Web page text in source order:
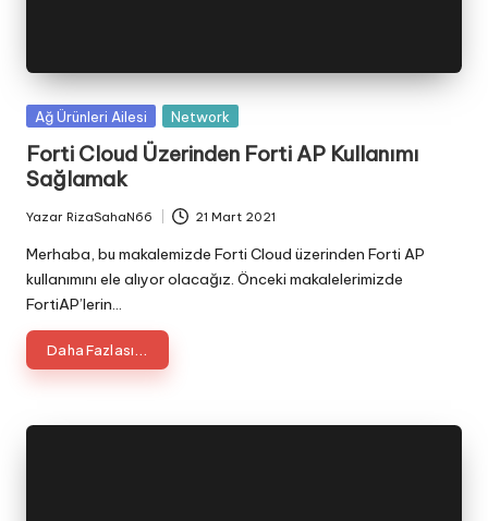
Posted
Ağ Ürünleri Ailesi Network
Forti Cloud Üzerinden Forti AP Kullanımı
Sağlamak
Posted
by
Yazar RizaSahaN66 21 Mart 2021
Merhaba, bu makalemizde Forti Cloud üzerinden Forti AP
kullanımını ele alıyor olacağız. Önceki makalelerimizde
FortiAP’lerin…
Daha Fazlası...